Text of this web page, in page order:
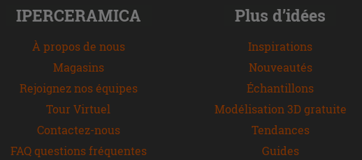
IPERCERAMICA
À propos de nous
Magasins
Rejoignez nos équipes
Tour Virtuel
Contactez-nous
FAQ questions fréquentes
Plus d’idées
Inspirations
Nouveautés
Échantillons
Modélisation 3D gratuite
Tendances
Guides